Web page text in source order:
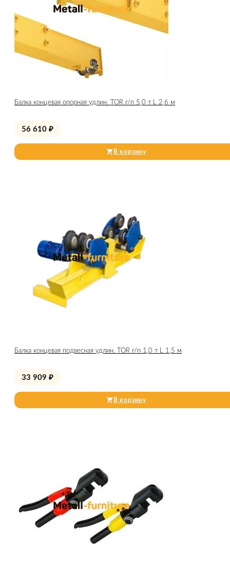
Балка концевая опорная удлин. TOR г/п 5,0 т L 2,6 м
56 610 ₽
В корзину
Балка концевая подвесная удлин. TOR г/п 1,0 т L 1,5 м
33 909 ₽
В корзину